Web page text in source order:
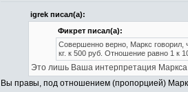
igrek писал(а):
Фикрет писал(а):
Совершенно верно, Маркс говорил,
кг. к 500 руб. Отношение равно 1 к
Это лишь Ваша интерпретация
Вы правы, под отношением (пропорцией)